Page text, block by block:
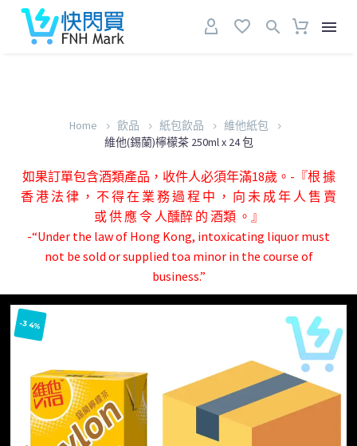
Home 飲品 紙包飲品
維他紙包
維他(錫蘭)檸檬茶 250ml x 24 包
如果訂單包含酒類產品，收件人必須年滿18歲。-『根 據
香 港 法 律 ， 不 得 在 業 務 過 程 中 ， 向 未 成 年 人 售 賣
或 供 應 令 人醺醉 的 酒類 。』
-“Under the law of Hong Kong, intoxicating liquor must
not be sold or supplied toa minor in the course of
business.”
-34%